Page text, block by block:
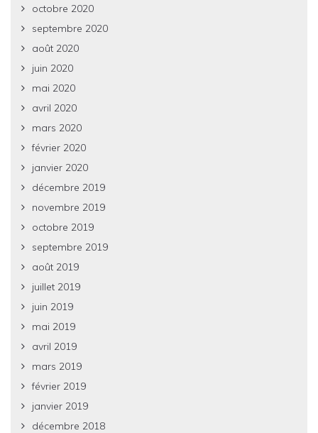
octobre 2020
septembre 2020
août 2020
juin 2020
mai 2020
avril 2020
mars 2020
février 2020
janvier 2020
décembre 2019
novembre 2019
octobre 2019
septembre 2019
août 2019
juillet 2019
juin 2019
mai 2019
avril 2019
mars 2019
février 2019
janvier 2019
décembre 2018